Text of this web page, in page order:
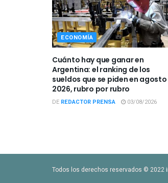
ECONOMÍA
Cuánto hay que ganar en
Argentina: el ranking de los
sueldos que se piden en agosto
2026, rubro por rubro
DE REDACTOR PRENSA 03/08/2026
Todos los derechos reservados © 2022